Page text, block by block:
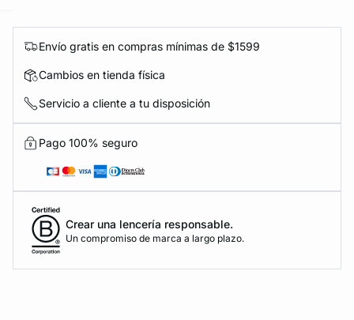
Envío gratis en compras mínimas de $1599
Cambios en tienda física
Servicio a cliente a tu disposición
Pago 100% seguro
Crear una lencería responsable.
Un compromiso de marca a largo plazo.